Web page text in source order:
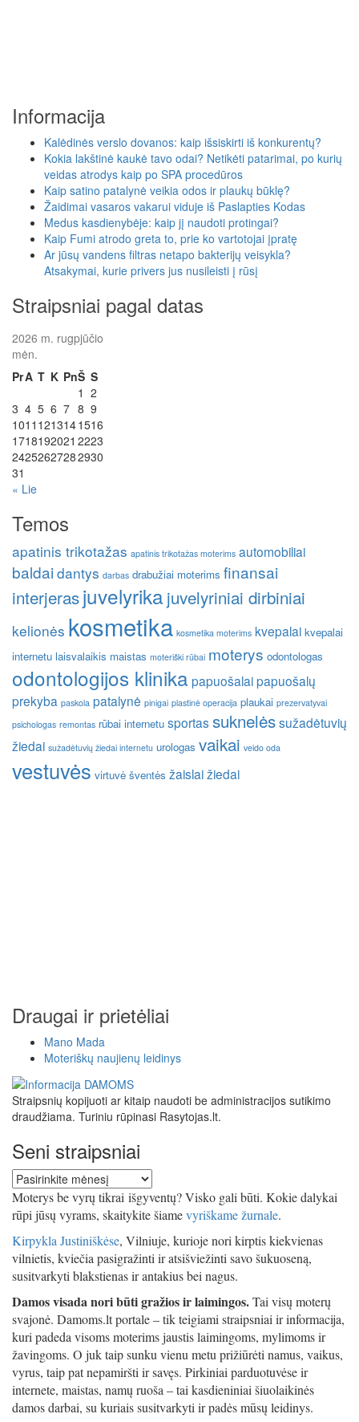
Informacija
Kalėdinės verslo dovanos: kaip išsiskirti iš konkurentų?
Kokia lakštinė kaukė tavo odai? Netikėti patarimai, po kurių
veidas atrodys kaip po SPA procedūros
Kaip satino patalynė veikia odos ir plaukų būklę?
Žaidimai vasaros vakarui viduje iš Paslapties Kodas
Medus kasdienybėje: kaip jį naudoti protingai?
Kaip Fumi atrodo greta to, prie ko vartotojai įpratę
Ar jūsų vandens filtras netapo bakterijų veisykla?
Atsakymai, kurie privers jus nusileisti į rūsį
Straipsniai pagal datas
2026 m. rugpjūčio
mėn.
PrA T K PnŠ S
1 2
3 4 5 6 7 8 9
1011 1213141516
1718192021 2223
24252627282930
31
« Lie
Temos
apatinis trikotažas apatinis trikotažas moterims automobiliai
baldai dantys darbas drabužiai moterims finansai
interjerasjuvelyrika juvelyriniai dirbiniai
kelionės kosmetika kosmetika moterims kvepalai kvepalai
internetu laisvalaikis maistas moteriški rūbai moterys odontologas
odontologijos klinika papuošalaipapuošalų
prekyba paskola patalynė pinigai plastinė operacija plaukai prezervatyvai
psichologas remontas rūbai internetu sportassuknelėssužadėtuvių
žiedai sužadėtuvių žiedai internetu urologas vaikai veido oda
vestuvės virtuvė šventės žaislaižiedai
Draugai ir prietėliai
Mano Mada
Moteriškų naujienų leidinys
Straipsnių kopijuoti ar kitaip naudoti be administracijos sutikimo
draudžiama. Turiniu rūpinasi Rasytojas.lt.
Seni straipsniai
Seni
straipsniai
Moterys be vyrų tikrai išgyventų? Visko gali būti. Kokie dalykai
rūpi jūsų vyrams, skaitykite šiamevyriškame žurnale.
Kirpykla Justiniškėse, Vilniuje, kurioje nori kirptis kiekvienas
vilnietis, kviečia pasigražinti ir atsišviežinti savo šukuoseną,
susitvarkyti blakstienas ir antakius bei nagus.
Damos visada nori būti gražios ir laimingos.Tai visų moterų
svajonė. Damoms.lt portale – tik teigiami straipsniai ir informacija,
kuri padeda visoms moterims jaustis laimingoms, mylimoms ir
žavingoms. O juk taip sunku vienu metu prižiūrėti namus, vaikus,
vyrus, taip pat nepamiršti ir savęs. Pirkiniai parduotuvėse ir
internete, maistas, namų ruoša – tai kasdieniniai šiuolaikinės
damos darbai, su kuriais susitvarkyti ir padės mūsų leidinys.